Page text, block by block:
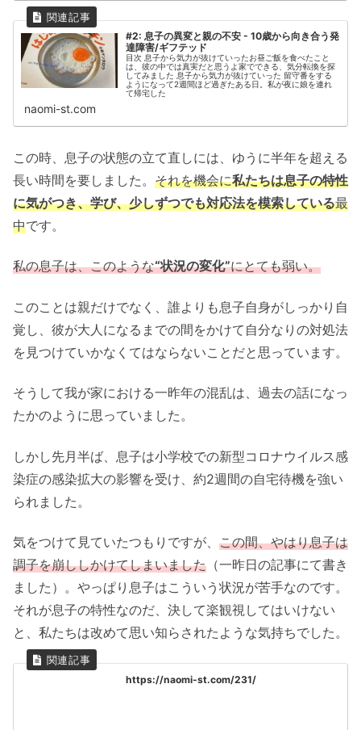
#2: 息子の異変と親の不安 - 10歳から向き合う発
達障害/ギフテッド
目次 息子から気力が抜けていったお昼ご飯を食べたこと
は、彼の中では真実だと思うよ家でできる、気分転換を探
してみました 息子から気力が抜けていった 留守番をする
ようになって2週間ほど過ぎたある日。私が夜に娘を連れ
て帰宅した
naomi-st.com
この時、息子の状態の立て直しには、ゆうに半年を超える
長い時間を要しました。 それを機会に私たちは息子の特性
に気がつき、学び、少しずつでも対応法を模索している最
中です。
私の息子は、このような“状況の変化”にとても弱い。
このことは親だけでなく、誰よりも息子自身がしっかり自
覚し、彼が大人になるまでの間をかけて自分なりの対処法
を見つけていかなくてはならないことだと思っています。
そうして我が家における一昨年の混乱は、過去の話になっ
たかのように思っていました。
しかし先月半ば、息子は小学校での新型コロナウイルス感
染症の感染拡大の影響を受け、約2週間の自宅待機を強い
られました。
気をつけて見ていたつもりですが、 この間、やはり息子は
調子を崩ししかけてしまいました （一昨日の記事にて書き
ました）。やっぱり息子はこういう状況が苦手なのです。
それが息子の特性なのだ、決して楽観視してはいけない
と、私たちは改めて思い知らされたような気持ちでした。
https://naomi-st.com/231/